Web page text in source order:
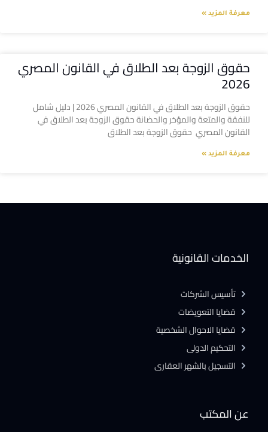
معرفة المزيد »
حقوق الزوجة بعد الطلاق في القانون المصري
2026
حقوق الزوجة بعد الطلاق في القانون المصري 2026 | دليل شامل
للنفقة والمتعة والمؤخر والحضانة حقوق الزوجة بعد الطلاق في
القانون المصري حقوق الزوجة بعد الطلاق
معرفة المزيد »
عن المكتب
الخدمات القانونية
تأسيس الشركات
قضايا التعويضات
قضايا الاحوال الشخصية
التحكيم الدولى
التسجيل بالشهر العقارى